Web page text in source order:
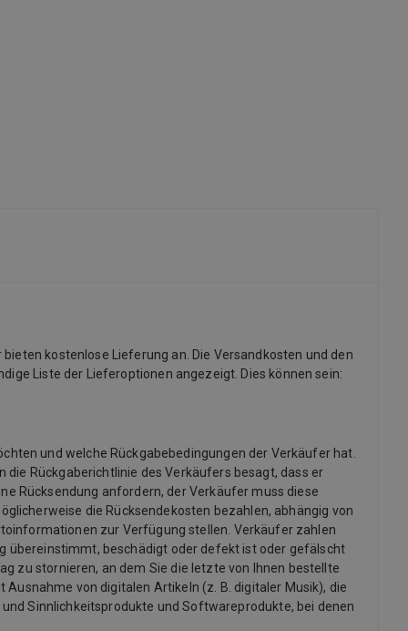
kostenlose Lieferung an. Die Versandkosten und den
Liste der Lieferoptionen angezeigt. Dies können sein:
und welche Rückgabebedingungen der Verkäufer hat.
Rückgaberichtlinie des Verkäufers besagt, dass er
Rücksendung anfordern, der Verkäufer muss diese
die Rücksendekosten bezahlen, abhängig von
zur Verfügung stellen. Verkäufer zahlen
übereinstimmt, beschädigt oder defekt ist oder gefälscht
zu stornieren, an dem Sie die letzte von Ihnen bestellte
von digitalen Artikeln (z. B. digitaler Musik), die
Sinnlichkeitsprodukte und Softwareprodukte, bei denen